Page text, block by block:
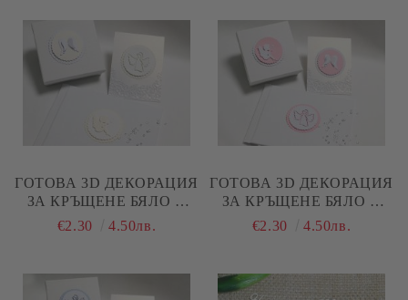
СКРАПБУК
ГОТОВА 3D ДЕКОРАЦИЯ
ЗА КРЪЩЕНЕ БЯЛО И
ШАМПАНСКО - 3 БРОЯ
€2.30 4.50лв.
ГОТОВА 3D ДЕКОРАЦИЯ
ЗА КРЪЩЕНЕ БЯЛО И
РОЗОВО - 3 БРОЯ
€2.30 4.50лв.